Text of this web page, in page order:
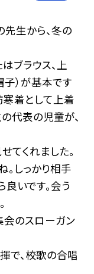
生から、冬の
ブラウス、上
子）が基本です
寒着として上着
代表の児童が、
てくれました。
。しっかり相手
いです。会う
のスローガン
で、校歌の合唱